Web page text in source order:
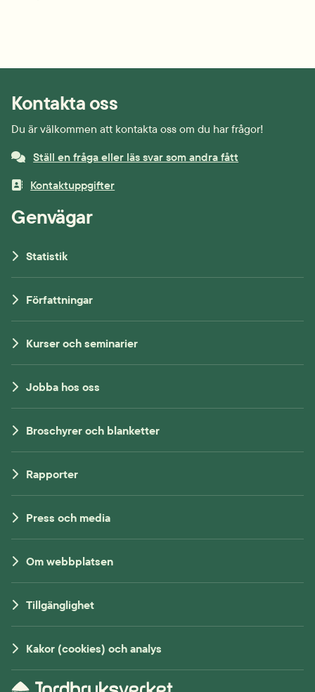
Kontakta oss
Du är välkommen att kontakta oss om du har frågor!
Ställ en fråga eller läs svar som andra fått
Kontaktuppgifter
Genvägar
Statistik
Författningar
Kurser och seminarier
Jobba hos oss
Broschyrer och blanketter
Rapporter
Press och media
Om webbplatsen
Tillgänglighet
Kakor (cookies) och analys